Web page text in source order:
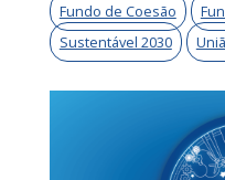
Fundo de Coesão
Sustentável 2030